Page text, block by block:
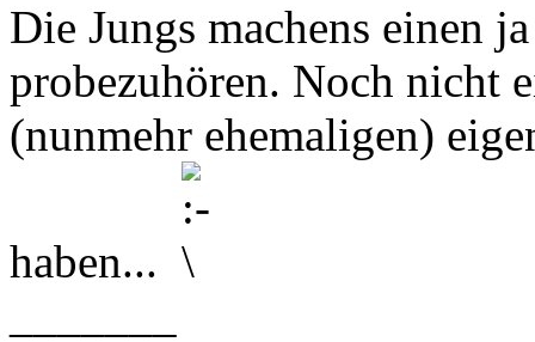
Die Jungs machens einen
probezuhören. Noch nicht
(nunmehr ehemaligen)
haben...